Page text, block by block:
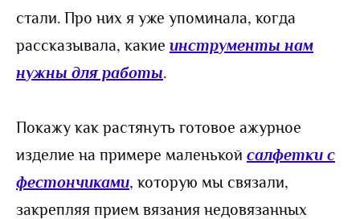
стали. Про них я уже упоминала, когда
рассказывала, какие инструменты нам
нужны для работы.
Покажу как растянуть готовое ажурное
изделие на примере маленькой салфетки с
фестончиками, которую мы связали,
закрепляя прием вязания недовязанных